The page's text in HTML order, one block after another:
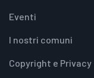
Eventi
I nostri comuni
Copyright e Privacy